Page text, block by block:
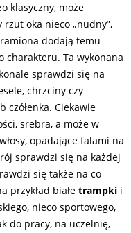
klasyczny, może
oka nieco „nudny”,
dodają temu
charakteru. Ta wykonana
sprawdzi się na
chrzciny czy
czółenka. Ciekawie
srebra, a może w
opadające falami na
sprawdzi się na każdej
się także na co
przykład białe trampki i
nieco sportowego,
do pracy, na uczelnię,